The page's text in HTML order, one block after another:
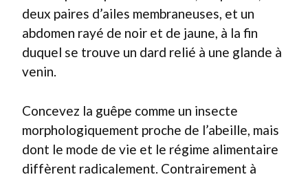
deux paires d’ailes membraneuses, et un
abdomen rayé de noir et de jaune, à la fin
duquel se trouve un dard relié à une glande à
venin.
Concevez la guêpe comme un insecte
morphologiquement proche de l’abeille, mais
dont le mode de vie et le régime alimentaire
diffèrent radicalement. Contrairement à